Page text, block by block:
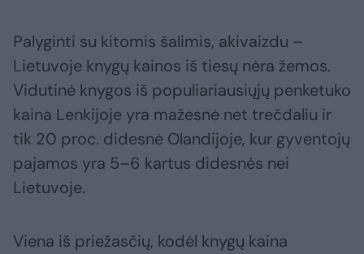
Palyginti su kitomis šalimis, akivaizdu –
Lietuvoje knygų kainos iš tiesų nėra žemos.
Vidutinė knygos iš populiariausiųjų penketuko
kaina Lenkijoje yra mažesnė net trečdaliu ir
tik 20 proc. didesnė Olandijoje, kur gyventojų
pajamos yra 5–6 kartus didesnės nei
Lietuvoje.
Viena iš priežasčių, kodėl knygų kaina